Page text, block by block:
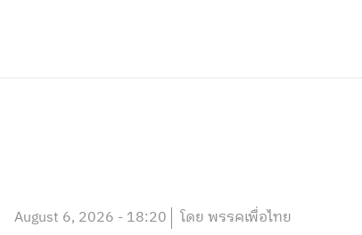
August 6, 2026 - 18:20 โดย พรรคเพื่อไทย